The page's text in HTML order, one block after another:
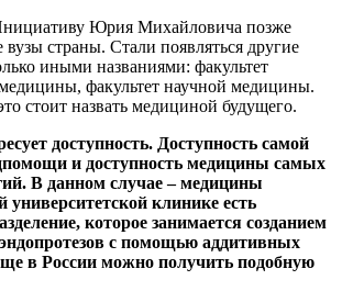
Юрия Михайловича позже
вузы страны. Стали появляться другие
иными названиями: факультет
факультет научной медицины.
стоит назвать медициной будущего.
доступность. Доступность самой
и доступность медицины самых
В данном случае – медицины
клинике есть
которое занимается созданием
с помощью аддитивных
в России можно получить подобную